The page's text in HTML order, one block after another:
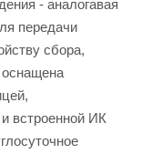
- аналогавая
передачи
сбора,
оснащена
встроенной ИК